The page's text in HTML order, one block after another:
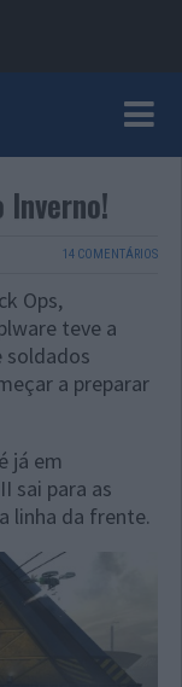
Inverno!
14 COMENTÁRIOS
Ops,
teve a
soldados
a preparar
já em
sai para as
linha da frente.